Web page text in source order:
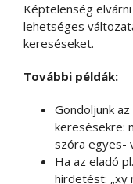
Képtelenség
lehetséges
kereséseket.
További példák:
Gondoljunk
keresésekre:
szóra egyes-
Ha az eladó
hirdetést: „xy